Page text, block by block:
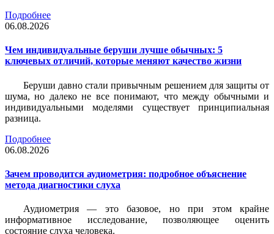
Подробнее
06.08.2026
Чем индивидуальные беруши лучше обычных: 5
ключевых отличий, которые меняют качество жизни
Беруши давно стали привычным решением для защиты от
шума, но далеко не все понимают, что между обычными и
индивидуальными моделями существует принципиальная
разница.
Подробнее
06.08.2026
Зачем проводится аудиометрия: подробное объяснение
метода диагностики слуха
Аудиометрия — это базовое, но при этом крайне
информативное исследование, позволяющее оценить
состояние слуха человека.